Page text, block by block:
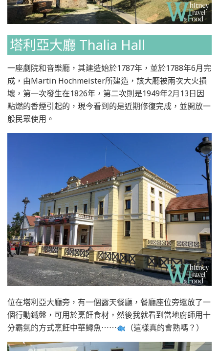
塔利亞大廳 Thalia Hall
一座劇院和音樂廳，其建造始於1787年，並於1788年6月完
成，由Martin Hochmeister所建造，該大廳被兩次大火損
壞，第一次發生在1826年，第二次則是1949年2月13日因
點燃的香煙引起的，現今看到的是近期修復完成，並開放一
般民眾使用。
位在塔利亞大廳旁，有一個露天餐廳，餐廳座位旁還放了一
個行動鐵盤，可用於烹飪食材，然後我就看到當地廚師用十
分霸氣的方式烹飪中華鱘魚⋯⋯
（這樣真的會熟嗎？）